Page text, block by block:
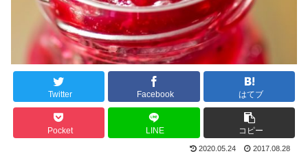
Twitter Facebook はてブ
Pocket LINE コピー
2020.05.24 2017.08.28